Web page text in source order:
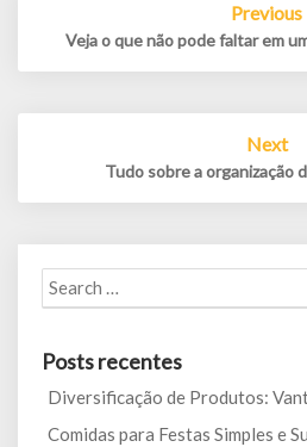
Previous
Veja o que não pode faltar em
Next
Tudo sobre a organização
Search
for:
Posts recentes
Diversificação de Produtos:
Comidas para Festas Simples e